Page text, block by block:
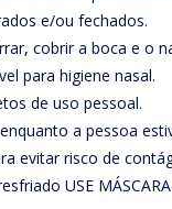
e/ou fechados.
cobrir a boca e o
para higiene nasal.
de uso pessoal.
a pessoa
evitar risco de
USE